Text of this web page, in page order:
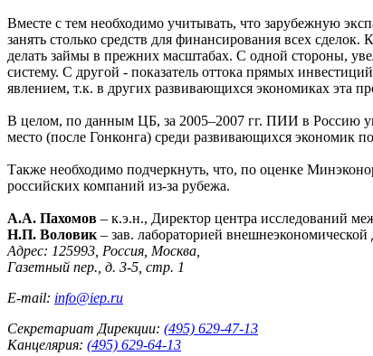
Вместе с тем необходимо учитывать, что зарубежную
занять столько средств для финансирования всех
делать займы в прежних масштабах. С одной стороны,
систему. С другой - показатель оттока прямых
явлением, т.к. в других развивающихся экономиках эта
В целом, по данным ЦБ, за 2005–2007 гг. ПИИ в Россию
место (после Гонконга) среди развивающихся экономик
Также необходимо подчеркнуть, что, по оценке
российских компаний из-за рубежа.
А.А. Пахомов – к.э.н., Директор центра исследований
Н.П. Воловик – зав. лабораторией
Адрес: 125993, Россия, Москва,
Газетный пер., д. 3-5, стр. 1
E-mail: info@iep.ru
Секретариат Дирекции: (495) 629-47-13
Канцелярия: (495) 629-64-13